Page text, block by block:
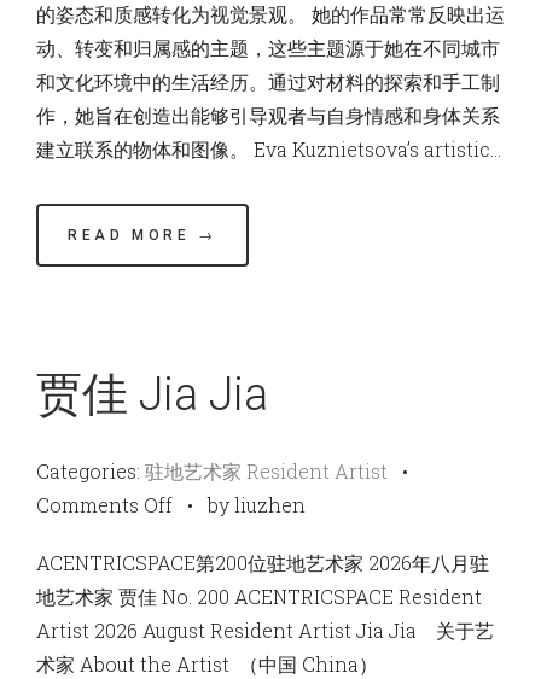
的姿态和质感转化为视觉景观。 她的作品常常反映出运
动、转变和归属感的主题，这些主题源于她在不同城市
和文化环境中的生活经历。通过对材料的探索和手工制
作，她旨在创造出能够引导观者与自身情感和身体关系
建立联系的物体和图像。 Eva Kuznietsova’s artistic…
READ MORE →
贾佳 Jia Jia
Categories: 驻地艺术家 Resident Artist •
Comments Offon
佳
Jia
Jia
•by liuzhen
ACENTRICSPACE第200位驻地艺术家 2026年八月驻
地艺术家 贾佳 No. 200 ACENTRICSPACE Resident
Artist 2026 August Resident Artist Jia Jia 关于艺
术家 About the Artist （中国 China）